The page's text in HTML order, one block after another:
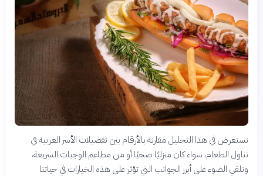
نستعرض في هذا التحليل مقارنة بالأرقام بين تفضيلات الأسر العربية في
تناول الطعام، سواء كان منزليًا صحيًا أو من مطاعم الوجبات السريعة،
ونلقي الضوء على أبرز الجوانب التي تؤثر على هذه الخيارات في حياتنا